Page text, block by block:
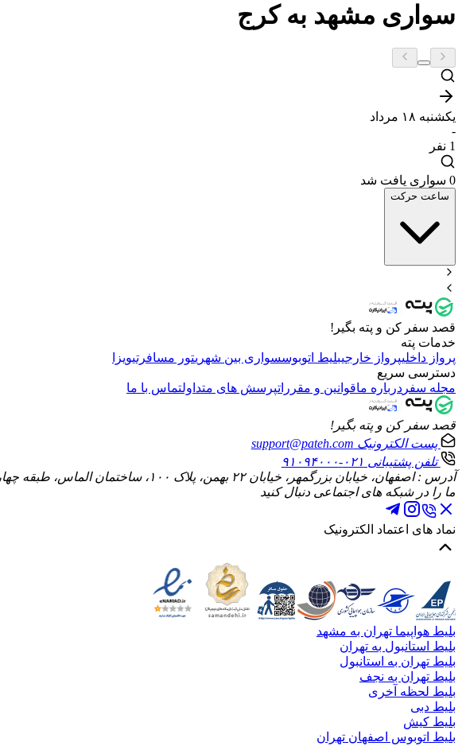
سواری مشهد به کرج
یکشنبه ۱۸ مرداد
-
1 نفر
0 سواری یافت شد
ساعت حرکت
قصد سفر کن و پته بگیر!
خدمات پته
پرواز داخلیپرواز خارجیبلیط اتوبوسسواری بین شهریتور مسافرتیویزا
دسترسی سریع
مجله سفر درباره ماقوانین و مقرراتپرسش های متداولتماس با ما
قصد سفر کن و پته بگیر!
پست الکترونیک support@pateh.com
تلفن پشتیبانی ۰۲۱-۹۱۰۹۴۰۰۰
آدرس : اصفهان، خیابان بزرگمهر، خیابان ۲۲ بهمن، پلاک ۱۰۰، ساختمان الماس، طبقه چهارم، واحد ۱۰
ما را در شبکه های اجتماعی دنبال کنید
نماد های اعتماد الکترونیک
بلیط هواپیما تهران به مشهد
بلیط استانبول به تهران
بلیط تهران به استانبول
بلیط تهران به نجف
بلیط لحظه آخری
بلیط دبی
بلیط کیش
بلیط اتوبوس اصفهان تهران